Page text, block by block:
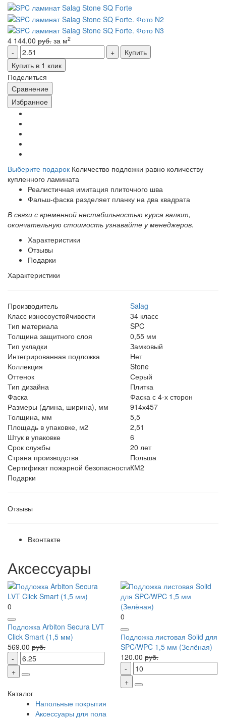
4 144.00 руб. за м2
Купить
Купить в 1 клик
Поделиться
Сравнение
Избранное
Выберите подарок Количество подложки равно количеству
купленного ламината
Реалистичная имитация плиточного шва
Фальш-фаска разделяет планку на два квадрата
В связи с временной нестабильностью курса валют,
окончательную стоимость узнавайте у менеджеров.
Характеристики
Отзывы
Подарки
Характеристики
Производитель
Salag
Класс износоустойчивости
34 класс
Тип материала
SPC
Толщина защитного слоя
0,55 мм
Тип укладки
Замковый
Интегрированная подложка
Нет
Коллекция
Stone
Оттенок
Серый
Тип дизайна
Плитка
Фаска
Фаска с 4-х сторон
Размеры (длина, ширина), мм
914х457
Толщина, мм
5,5
Площадь в упаковке, м2
2,51
Штук в упаковке
6
Срок службы
20 лет
Страна производства
Польша
Сертификат пожарной безопасностиКМ2
Подарки
Отзывы
Вконтакте
Аксессуары
0
Подложка Arbiton Secura LVT
Click Smart (1,5 мм)
569.00 руб.
0
Подложка листовая Solid для
SPC/WPC 1,5 мм (Зелёная)
120.00 руб.
Каталог
Напольные покрытия
Аксессуары для пола